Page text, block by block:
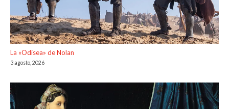
La «Odisea» de Nolan
3 agosto, 2026